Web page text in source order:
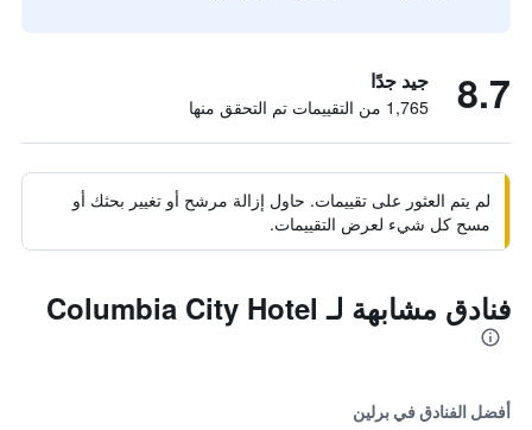
8.7 جيد جدًا
1,765 من التقييمات تم التحقق منها
لم يتم العثور على تقييمات. حاول إزالة مرشح أو تغيير بحثك أو
مسح كل شيء لعرض التقييمات.
فنادق مشابهة لـ Columbia City Hotel
أفضل الفنادق في برلين